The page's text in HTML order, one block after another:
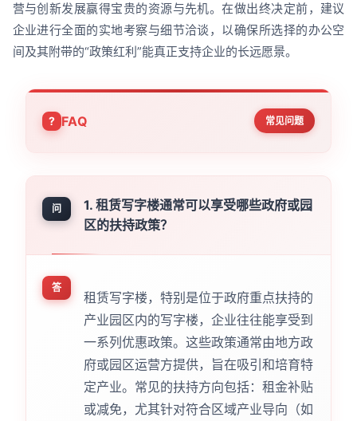
营与创新发展赢得宝贵的资源与先机。在做出终决定前，建议
企业进行全面的实地考察与细节洽谈，以确保所选择的办公空
间及其附带的“政策红利”能真正支持企业的长远愿景。
FAQ 常见问题
问
1. 租赁写字楼通常可以享受哪些政府或园
区的扶持政策？
答
租赁写字楼，特别是位于政府重点扶持的
产业园区内的写字楼，企业往往能享受到
一系列优惠政策。这些政策通常由地方政
府或园区运营方提供，旨在吸引和培育特
定产业。常见的扶持方向包括：租金补贴
或减免，尤其针对符合区域产业导向（如